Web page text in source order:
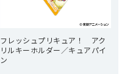
フレッシュプリキュア！ アク
リルキーホルダー／キュアパイ
ン